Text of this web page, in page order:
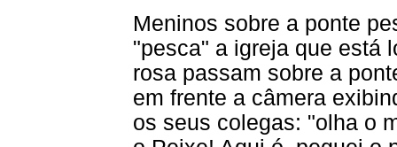
Meninos sobre a ponte
"pesca" a igreja que está
rosa passam sobre a
em frente a câmera
os seus colegas: "olha o